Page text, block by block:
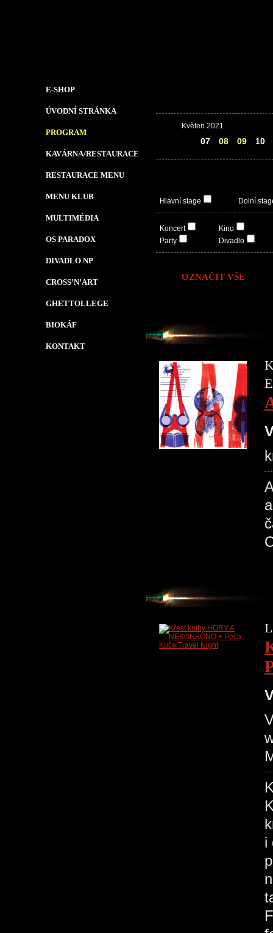
E-SHOP
ÚVODNÍ STRÁNKA
PROGRAM
KAVÁRNA/RESTAURACE
RESTAURACE MENU
MENU KLUB
MULTIMÉDIA
OS PARADOX
DIVADLO NP
CROSS’N’ART
GHETTOLLEGE
BIOKÁF
KONTAKT
Květen 2021
07 08 09 10
Hlavní stage Dolní
Koncert
Party
Kino
Divadlo
OZNAČIT VŠE
i